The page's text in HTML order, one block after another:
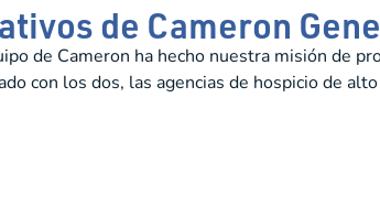
de Cameron
de Cameron ha hecho nuestra misión de
con los dos, las agencias de hospicio de